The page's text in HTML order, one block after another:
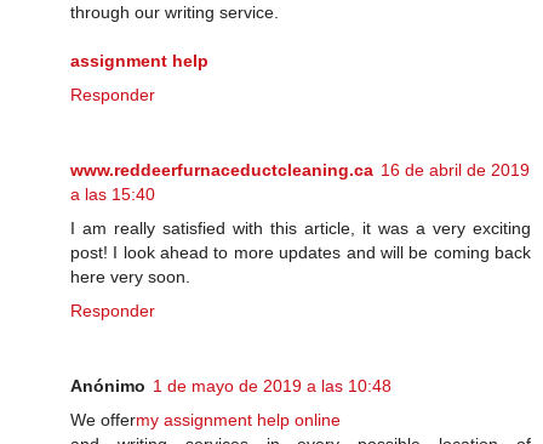
through our writing service.
assignment help
Responder
www.reddeerfurnaceductcleaning.ca 16 de abril de 2019
a las 15:40
I am really satisfied with this article, it was a very exciting
post! I look ahead to more updates and will be coming back
here very soon.
Responder
Anónimo 1 de mayo de 2019 a las 10:48
We offermy assignment help online